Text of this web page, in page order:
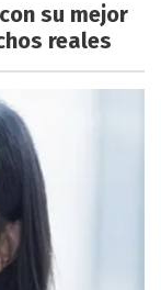
su mejor
reales